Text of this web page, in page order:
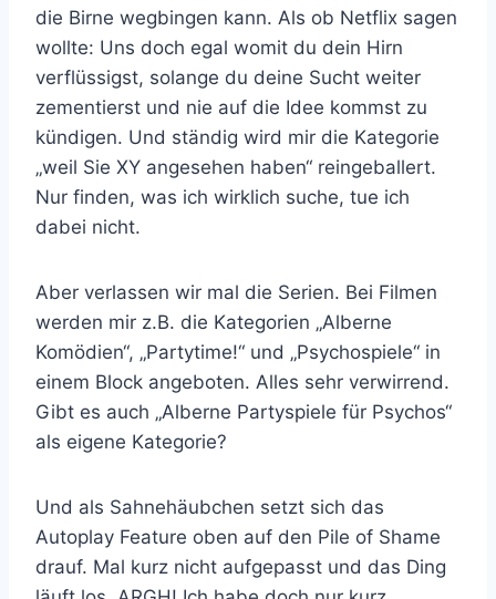
die Birne wegbingen kann. Als ob Netflix sagen
wollte: Uns doch egal womit du dein Hirn
verflüssigst, solange du deine Sucht weiter
zementierst und nie auf die Idee kommst zu
kündigen. Und ständig wird mir die Kategorie
„weil Sie XY angesehen haben“ reingeballert.
Nur finden, was ich wirklich suche, tue ich
dabei nicht.
Aber verlassen wir mal die Serien. Bei Filmen
werden mir z.B. die Kategorien „Alberne
Komödien“, „Partytime!“ und „Psychospiele“ in
einem Block angeboten. Alles sehr verwirrend.
Gibt es auch „Alberne Partyspiele für Psychos“
als eigene Kategorie?
Und als Sahnehäubchen setzt sich das
Autoplay Feature oben auf den Pile of Shame
drauf. Mal kurz nicht aufgepasst und das Ding